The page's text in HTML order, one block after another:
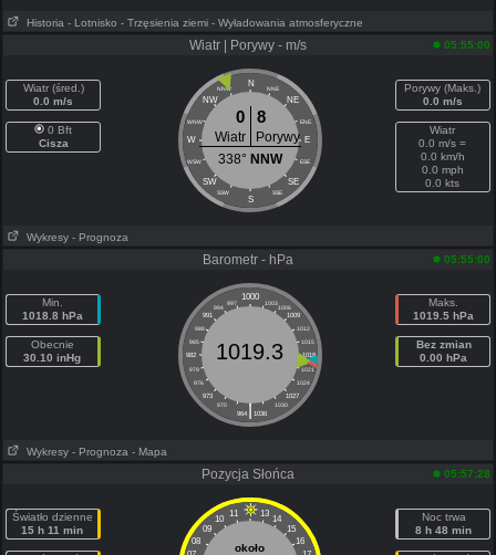
Historia - Lotnisko - Trzęsienia ziemi - Wyładowania atmosferyczne
Wiatr | Porywy - m/s 05:55:00
Wiatr (śred.)
0.0 m/s
0 Bft
Cisza
N
NNW NNE
NW NE
WNW ENE
W E
WSW ESE
SW SE
SSW SSE
S
0 8
Wiatr
Porywy
338° NNW
Porywy (Maks.)
0.0 m/s
Wiatr
0.0 m/s =
0.0 km/h
0.0 mph
0.0 kts
Wykresy - Prognoza
Barometr - hPa 05:55:00
Min.
1018.8 hPa
Obecnie
30.10 inHg
1000
997 1003
994
1006
991
1009
988
1012
985
1015
982
1018
979
1021
976
1024
973
1027
970
1030
|
964 1036
1019.3
Maks.
1019.5 hPa
Bez zmian
0.00 hPa
Wykresy - Prognoza - Mapa
Pozycja Słońca 05:57:28
Światło dzienne
15 h 11 min
11 13
10
14
09
15
08
16
około
Noc trwa
8 h 48 min